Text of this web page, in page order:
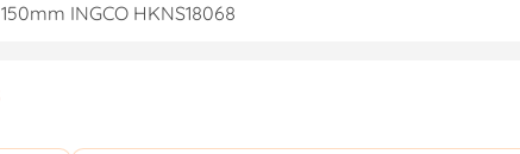
INGCO HKNS18068